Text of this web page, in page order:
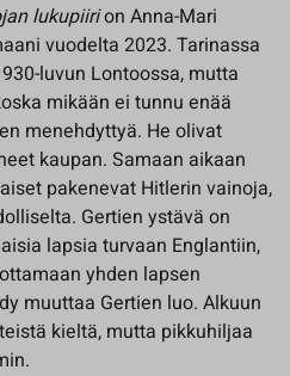
lukupiirion Anna-Mari
vuodelta 2023. Tarinassa
luvun Lontoossa, mutta
mikään ei tunnu enää
menehdyttyä. He olivat
kaupan. Samaan aikaan
pakenevat Hitlerin vainoja,
Gertien ystävä on
lapsia turvaan Englantiin,
yhden lapsen
muuttaa Gertien luo. Alkuun
kieltä, mutta pikkuhiljaa